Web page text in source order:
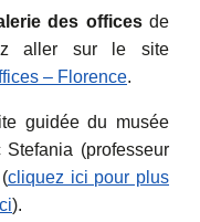
des officesde
aller sur le site
– Florence.
guidée du musée
(professeur
cliquez ici pour plus
).